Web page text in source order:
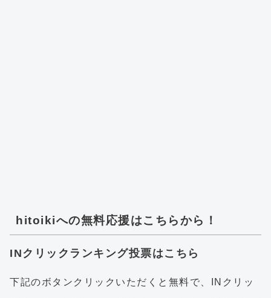
hitoikiへの無料応援はこちらから！
INクリックランキング投票はこちら
下記のボタンクリックいただくと無料で、INクリッ